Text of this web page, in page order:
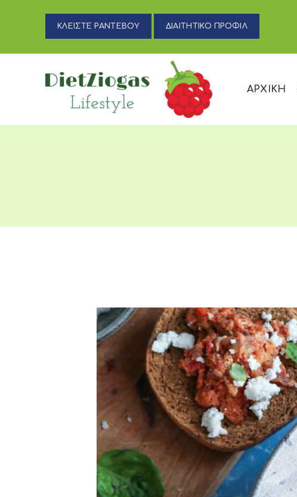
ΚΛΕΙΣΤΕ ΡΑΝΤΕΒΟΥ ΔΙΑΙΤΗΤΙΚΟ ΠΡΟΦΙΛ
ΑΡΧΙΚΗ